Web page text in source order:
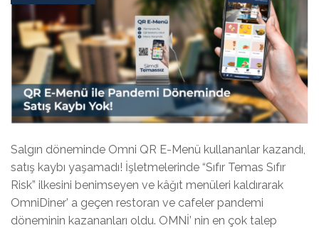
Salgın döneminde Omni QR E-Menü kullananlar kazandı,
satış kaybı yaşamadı! İşletmelerinde “Sıfır Temas Sıfır
Risk” ilkesini benimseyen ve kâğıt menüleri kaldırarak
OmniDiner’ a geçen restoran ve cafeler pandemi
döneminin kazananları oldu. OMNİ’ nin en çok talep